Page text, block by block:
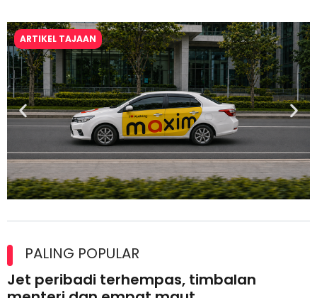
ARTIKEL TAJAAN
lesen separuh pertama 2026
PALING POPULAR
Jet peribadi terhempas, timbalan